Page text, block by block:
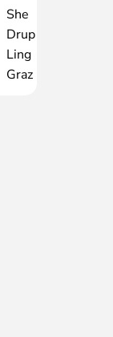
She
Drup
Ling
Graz